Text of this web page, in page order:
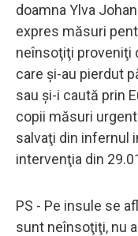
doamna Ylva
expres măsuri
neînsoţiţi proveniţi
care şi-au pierdut
sau şi-i caută prin
copii măsuri
salvaţi din infernul
intervenţia din
PS - Pe insule se
sunt neînsoţiţi, nu